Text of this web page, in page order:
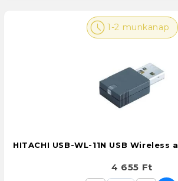
1-2 munkanap
HITACHI USB-WL-11N USB Wireless
4 655 Ft